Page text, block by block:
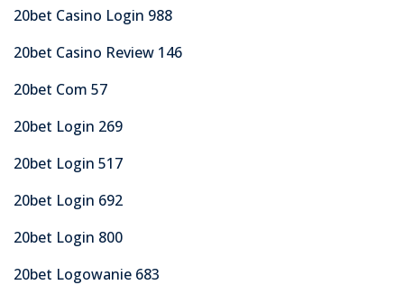
20bet Casino Login 988
20bet Casino Review 146
20bet Com 57
20bet Login 269
20bet Login 517
20bet Login 692
20bet Login 800
20bet Logowanie 683